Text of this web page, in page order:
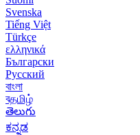
Svenska
Tiếng Việt
Türkçe
ελληνικά
Български
Русский
বাংলা
বதமிழ்
తెలుగు
ಕನ್ನಡ